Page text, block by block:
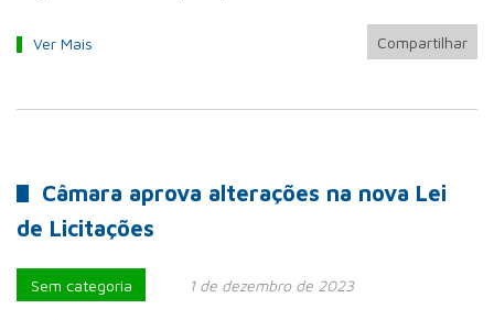
Ver Mais Compartilhar
Câmara aprova alterações na nova Lei
de Licitações
Sem categoria 1 de dezembro de 2023